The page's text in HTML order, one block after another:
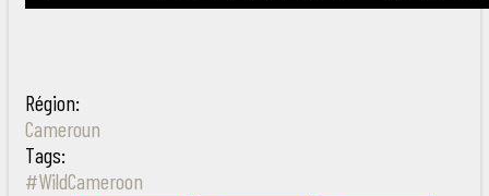
Région:
Cameroun
Tags:
#WildCameroon